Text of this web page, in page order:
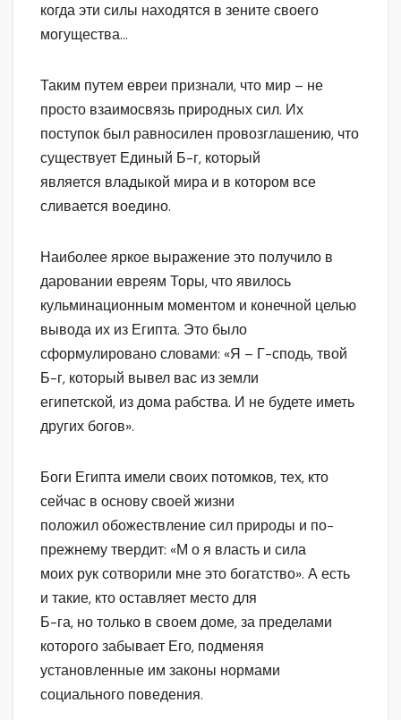
когда эти силы находятся в зените своего
могущества…
Таким путем евреи признали, что мир – не
просто взаимосвязь природных сил. Их
поступок был равносилен провозглашению, что
существует Единый Б-г, который
является владыкой мира и в котором все
сливается воедино.
Наиболее яркое выражение это получило в
даровании евреям Торы, что явилось
кульминационным моментом и конечной целью
вывода их из Египта. Это было
сформулировано словами: «Я – Г-сподь, твой
Б-г, который вывел вас из земли
египетской, из дома рабства. И не будете иметь
других богов».
Боги Египта имели своих потомков, тех, кто
сейчас в основу своей жизни
положил обожествление сил природы и по-
прежнему твердит: «М о я власть и сила
моих рук сотворили мне это богатство». А есть
и такие, кто оставляет место для
Б-га, но только в своем доме, за пределами
которого забывает Его, подменяя
установленные им законы нормами
социального поведения.